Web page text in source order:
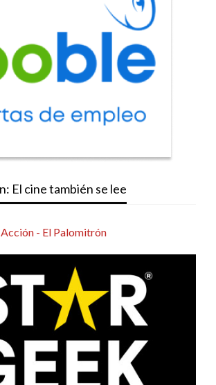
El cine también se lee